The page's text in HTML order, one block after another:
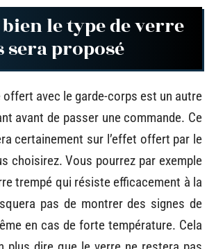
le type de verre
sera proposé
offert avec le garde-corps est un autre
avant de passer une commande. Ce
certainement sur l’effet offert par le
choisirez. Vous pourrez par exemple
trempé qui résiste efficacement à la
pas de montrer des signes de
en cas de forte température. Cela